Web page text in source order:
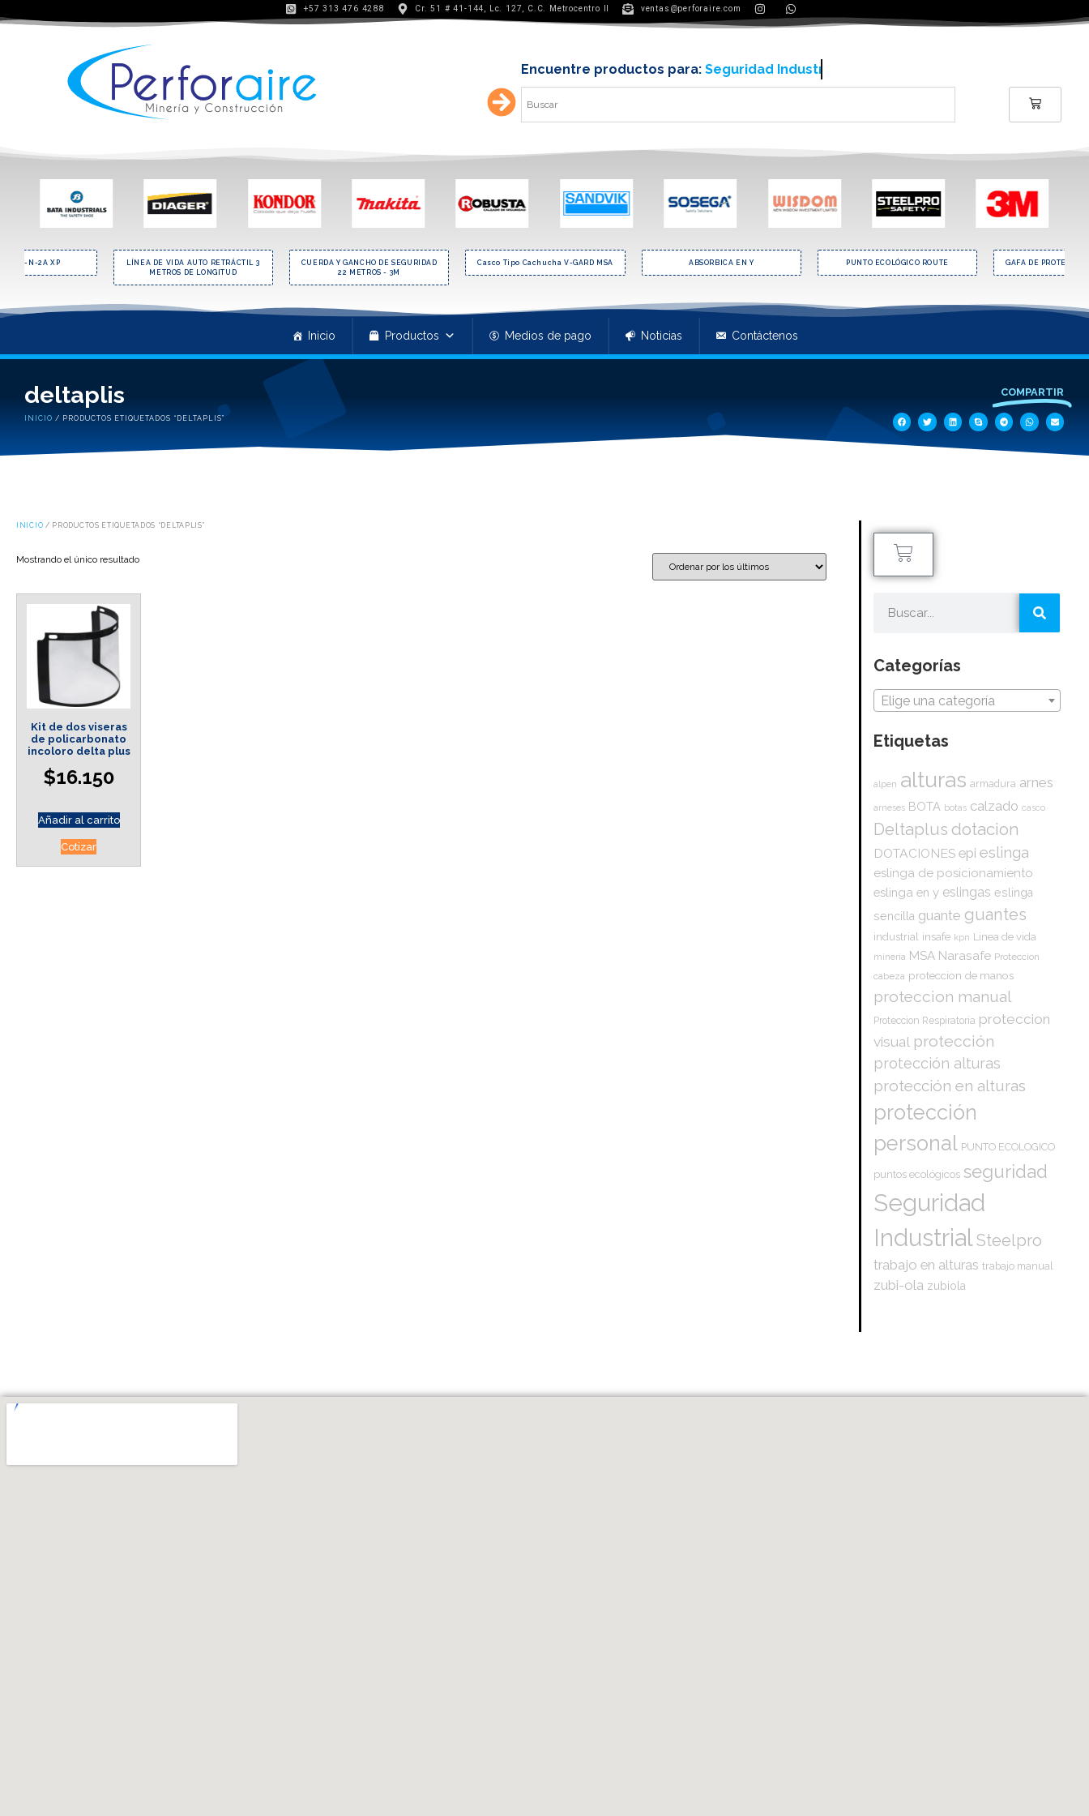
+57 313 476 4288 Cr. 51 # 41-144, Lc. 127, C.C. Metrocentro II ventas@perforaire.com
Encuentre productos para: Minería y contrucción
N-2A XP
LÍNEA DE VIDA AUTO RETRÁCTIL 3
METROS DE LONGITUD
CUERDA Y GANCHO DE SEGURIDAD
22 METROS - 3M
Casco Tipo Cachucha V-GARD MSA ABSORBICA EN Y PUNTO ECOLÓGICO ROUTE GAFA DE PROTECCIÓN
Inicio Productos Medios de pago Noticias Contáctenos
deltaplis
INICIO / PRODUCTOS ETIQUETADOS “DELTAPLIS”
COMPARTIR
INICIO / PRODUCTOS ETIQUETADOS “DELTAPLIS”
Mostrando el único resultado
Kit de dos viseras
de policarbonato
incoloro delta plus
$16.150
Añadir al carrito
Cotizar
Categorías
Elige una categoría
Etiquetas
alpen alturas armadura arnes
arneses BOTA botas calzado casco
Deltaplus dotacion
DOTACIONES epi eslinga
eslinga de posicionamiento
eslinga en y eslingas eslinga
sencilla guante guantes
industrial insafe kpn Linea de vida
mineria MSA Narasafe Proteccion
cabeza proteccion de manos
proteccion manual
Proteccion Respiratoria proteccion
visual protección
protección alturas
protección en alturas
protección
personal PUNTO ECOLOGICO
puntos ecológicos seguridad
Seguridad
IndustrialSteelpro
trabajo en alturas trabajo manual
zubi-ola zubiola